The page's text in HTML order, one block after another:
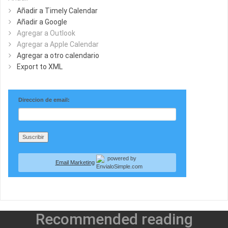
Añadir a Timely Calendar
Añadir a Google
Agregar a Outlook
Agregar a Apple Calendar
Agregar a otro calendario
Export to XML
Direccion de email:
Email Marketing
Recommended reading